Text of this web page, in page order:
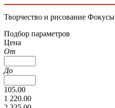
Творчество и рисование
Подбор параметров
Цена
От
До
105.00
1 220.00